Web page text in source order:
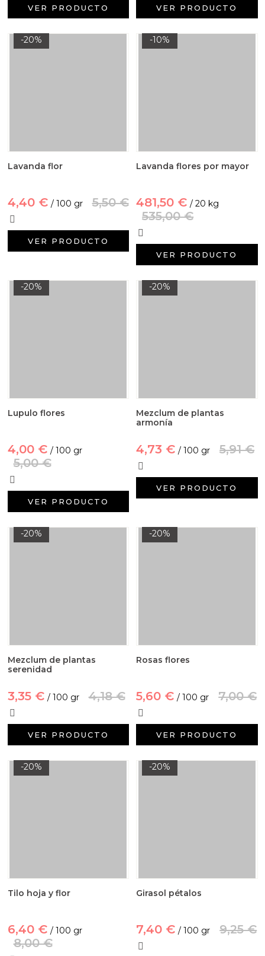
VER PRODUCTO VER PRODUCTO
-20%
Lavanda flor
4,40 € / 100 gr 5,50 €
VER PRODUCTO
-10%
Lavanda flores por mayor
481,50 € / 20 kg
535,00 €
VER PRODUCTO
-20%
Lupulo flores
4,00 € / 100 gr
5,00 €
VER PRODUCTO
-20%
Mezclum de plantas
armonía
4,73 € / 100 gr 5,91 €
VER PRODUCTO
-20%
Mezclum de plantas
serenidad
3,35 € / 100 gr 4,18 €
VER PRODUCTO
-20%
Rosas flores
5,60 € / 100 gr 7,00 €
VER PRODUCTO
-20%
Tilo hoja y flor
6,40 € / 100 gr
8,00 €
-20%
Girasol pétalos
7,40 € / 100 gr 9,25 €